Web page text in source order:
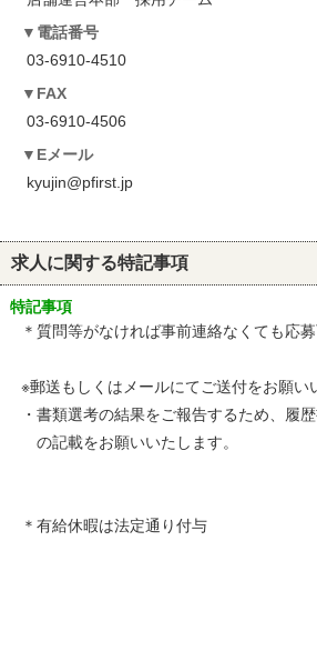
電話番号
03-6910-4510
FAX
03-6910-4506
Eメール
kyujin@pfirst.jp
求人に関する特記事項
特記事項
＊質問等がなければ事前連絡なくても応募
※郵送もしくはメールにてご送付をお願い
・書類選考の結果をご報告するため、履
の記載をお願いいたします。
＊有給休暇は法定通り付与